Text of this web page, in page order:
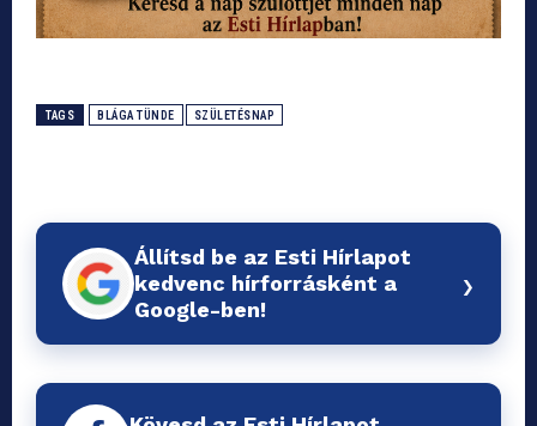
TAGS BLÁGA TÜNDE SZÜLETÉSNAP
Állítsd be az Esti Hírlapot
kedvenc hírforrásként a
Google-ben!
›